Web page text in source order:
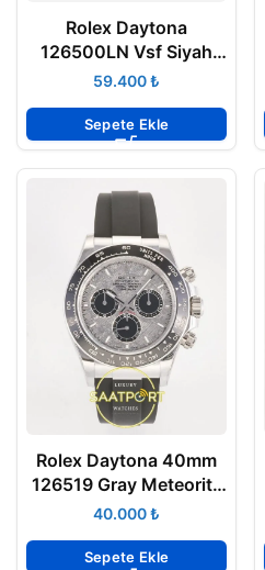
Rolex Daytona
126500LN Vsf Siyah
Kadran 904L Oyster
₺
Sepete Ekle
Rolex Daytona 40mm
126519 Gray Meteorite
Oysterflex ARF Factory
₺
Sepete Ekle